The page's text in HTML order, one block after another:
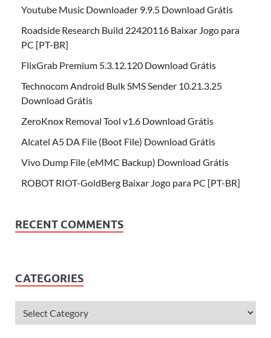
Youtube Music Downloader 9.9.5 Download Grátis
Roadside Research Build 22420116 Baixar Jogo para
PC [PT-BR]
FlixGrab Premium 5.3.12.120 Download Grátis
Technocom Android Bulk SMS Sender 10.21.3.25
Download Grátis
ZeroKnox Removal Tool v1.6 Download Grátis
Alcatel A5 DA File (Boot File) Download Grátis
Vivo Dump File (eMMC Backup) Download Grátis
ROBOT RIOT-GoldBerg Baixar Jogo para PC [PT-BR]
RECENT COMMENTS
CATEGORIES